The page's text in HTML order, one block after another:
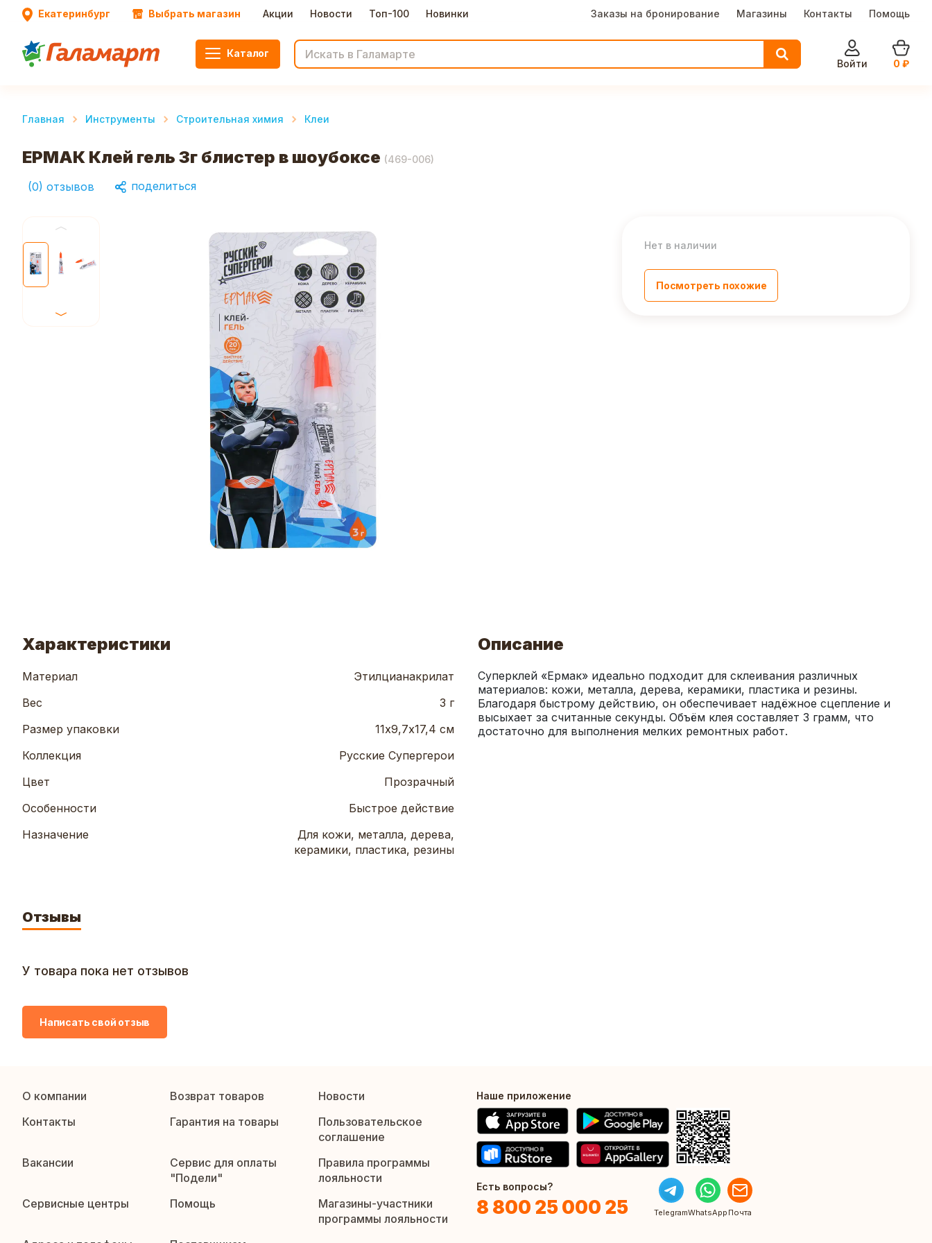
Екатеринбург Выбрать магазин Акции Новости Топ-100 Новинки Заказы на бронирование Магазины Контакты Помощь
Каталог
Войти
0 ₽
Главная Инструменты Строительная химия Клеи
ЕРМАК Клей гель 3г блистер в шоубоксе (469-006)
(0) отзывов поделиться
Нет в наличии
Посмотреть похожие
Характеристики
Материал
Этилцианакрилат
Вес
3 г
Размер упаковки
11х9,7х17,4 см
Коллекция
Русские Супергерои
Цвет
Прозрачный
Особенности
Быстрое действие
Назначение
Для кожи, металла, дерева,
керамики, пластика, резины
Описание
Суперклей «Ермак» идеально подходит для склеивания различных
материалов: кожи, металла, дерева, керамики, пластика и резины.
Благодаря быстрому действию, он обеспечивает надёжное сцепление и
высыхает за считанные секунды. Объём клея составляет 3 грамм, что
достаточно для выполнения мелких ремонтных работ.
Отзывы
У товара пока нет отзывов
Написать свой отзыв
О компании Возврат товаров
Новости
Контакты
Гарантия на товары
Пользовательское
соглашение
Вакансии
Сервис для оплаты
"Подели"
Правила программы
лояльности
Сервисные центры
Помощь
Магазины-участники
программы лояльности
Наше приложение
Есть вопросы?
8 800 25 000 25 TelegramWhatsApp Почта